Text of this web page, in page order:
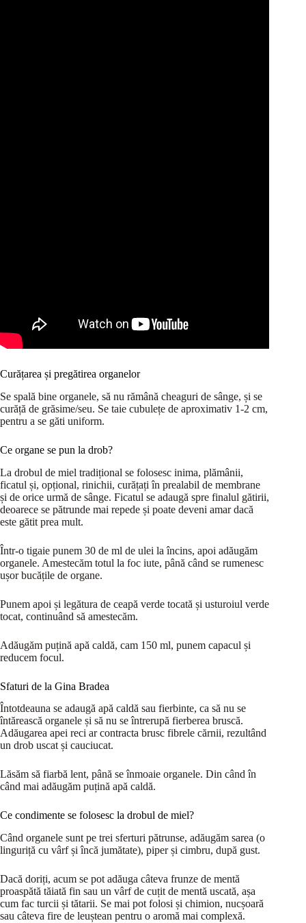
Curățarea și pregătirea organelor
Se spală bine organele, să nu rămână cheaguri de sânge, și se
curăță de grăsime/seu. Se taie cubulețe de aproximativ 1-2 cm,
pentru a se găti uniform.
Ce organe se pun la drob?
La drobul de miel tradițional se folosesc inima, plămânii,
ficatul și, opțional, rinichii, curățați în prealabil de membrane
și de orice urmă de sânge. Ficatul se adaugă spre finalul gătirii,
deoarece se pătrunde mai repede și poate deveni amar dacă
este gătit prea mult.
Într-o tigaie punem 30 de ml de ulei la încins, apoi adăugăm
organele. Amestecăm totul la foc iute, până când se rumenesc
ușor bucățile de organe.
Punem apoi și legătura de ceapă verde tocată și usturoiul verde
tocat, continuând să amestecăm.
Adăugăm puțină apă caldă, cam 150 ml, punem capacul și
reducem focul.
Sfaturi de la Gina Bradea
Întotdeauna se adaugă apă caldă sau fierbinte, ca să nu se
întărească organele și să nu se întrerupă fierberea bruscă.
Adăugarea apei reci ar contracta brusc fibrele cărnii, rezultând
un drob uscat și cauciucat.
Lăsăm să fiarbă lent, până se înmoaie organele. Din când în
când mai adăugăm puțină apă caldă.
Ce condimente se folosesc la drobul de miel?
Când organele sunt pe trei sferturi pătrunse, adăugăm sarea (o
linguriță cu vârf și încă jumătate), piper și cimbru, după gust.
Dacă doriți, acum se pot adăuga câteva frunze de mentă
proaspătă tăiată fin sau un vârf de cuțit de mentă uscată, așa
cum fac turcii și tătarii. Se mai pot folosi și chimion, nucșoară
sau câteva fire de leuștean pentru o aromă mai complexă.